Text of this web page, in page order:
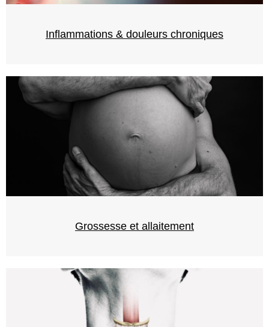
Inflammations & douleurs chroniques
Grossesse et allaitement